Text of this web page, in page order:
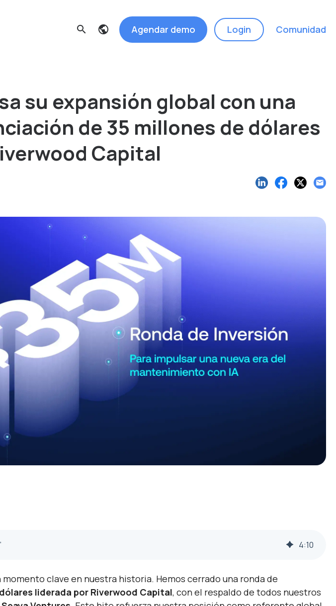
search Agendar demo Login Comunidad
su expansión global con una
de 35 millones de dólares
Capital
4:10
clave en nuestra historia. Hemos cerrado una ronda de
liderada por Riverwood Capital, con el respaldo de todos nuestros